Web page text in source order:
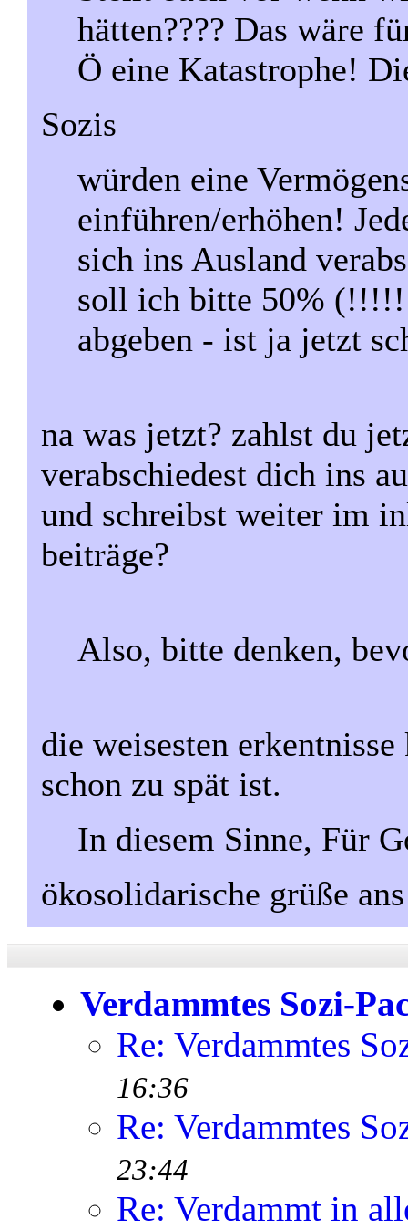
hätten???? Das wäre
Ö eine Katastrophe!
Sozis
würden eine
einführen/erhöhen!
sich ins Ausland
soll ich bitte 50%
abgeben - ist ja jetzt
na was jetzt? zahlst du
verabschiedest dich ins
und schreibst weiter im
beiträge?
Also, bitte denken,
die weisesten
schon zu spät ist.
In diesem Sinne, Für
ökosolidarische grüße
Verdammtes Sozi-
Re: Verdammtes
16:36
Re: Verdammtes
23:44
Re: Verdammt in